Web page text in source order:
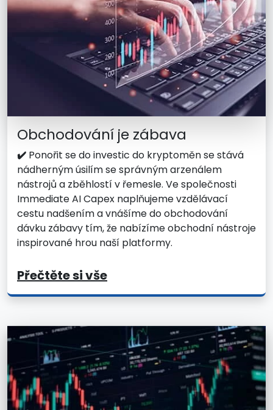
Obchodování je zábava
✔️ Ponořit se do investic do kryptoměn se stává
nádherným úsilím se správným arzenálem
nástrojů a zběhlostí v řemesle. Ve společnosti
Immediate AI Capex naplňujeme vzdělávací
cestu nadšením a vnášíme do obchodování
dávku zábavy tím, že nabízíme obchodní nástroje
inspirované hrou naší platformy.
Přečtěte si vše